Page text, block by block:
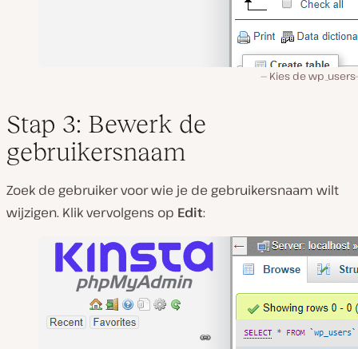
Kies de
Stap 3: Bewerk de
gebruikersnaam
Zoek de gebruiker voor wie je de gebruikersnaam wilt
wijzigen. Klik vervolgens op Edit: